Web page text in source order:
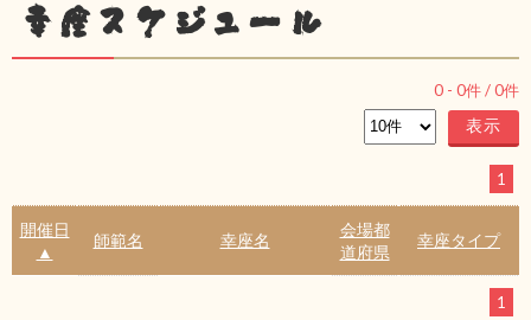
幸座スケジュール
0 - 0件 /0件
1
開催日
▲
師範名 幸座名
会場都
道府県
幸座タイプ
1